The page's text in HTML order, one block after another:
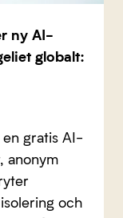
ny AI-
globalt:
en gratis AI-
anonym
och